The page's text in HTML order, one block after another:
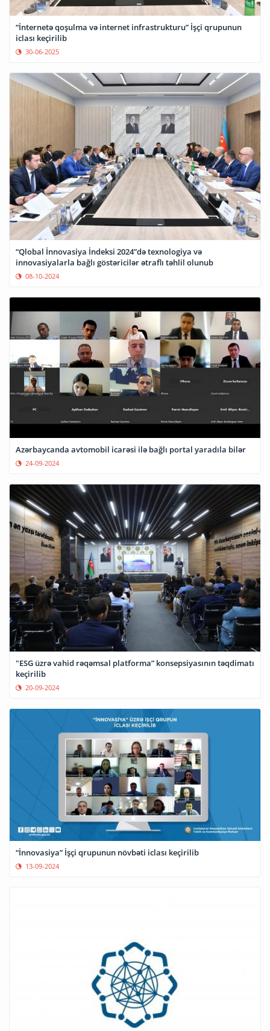
“İnternetə qoşulma və internet infrastrukturu” İşçi qrupunun
iclası keçirilib
30-06-2025
“Qlobal İnnovasiya İndeksi 2024”də texnologiya və
innovasiyalarla bağlı göstəricilər ətraflı təhlil olunub
08-10-2024
Azərbaycanda avtomobil icarəsi ilə bağlı portal yaradıla bilər
24-09-2024
"ESG üzrə vahid rəqəmsal platforma” konsepsiyasının təqdimatı
keçirilib
20-09-2024
“İnnovasiya” İşçi qrupunun növbəti iclası keçirilib
13-09-2024